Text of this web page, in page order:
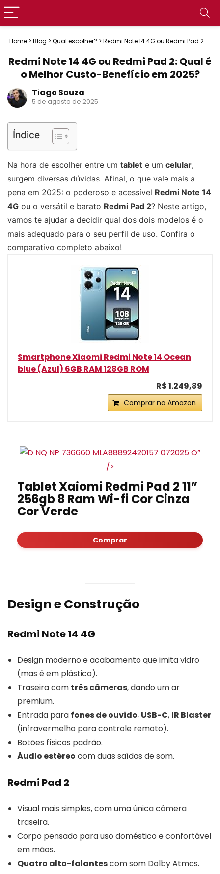
Home > Blog > Qual escolher? > Redmi Note 14 4G ou Redmi Pad 2:
Redmi Note 14 4G ou Redmi Pad 2: Qual é
o Melhor Custo-Benefício em 2025?
Tiago Souza
5 de agosto de 2025
Índice
Na hora de escolher entre um tablet e um celular,
surgem diversas dúvidas. Afinal, o que vale mais a
pena em 2025: o poderoso e acessível Redmi Note 14
4G ou o versátil e barato Redmi Pad 2? Neste artigo,
vamos te ajudar a decidir qual dos dois modelos é o
mais adequado para o seu perfil de uso. Confira o
comparativo completo abaixo!
Smartphone Xiaomi Redmi Note 14 Ocean
blue (Azul) 6GB RAM 128GB ROM
R$ 1.249,89
Comprar na Amazon
”
/>
Tablet Xaiomi Redmi Pad 2 11”
256gb 8 Ram Wi-fi Cor Cinza
Cor Verde
Comprar
Design e Construção
Redmi Note 14 4G
Design moderno e acabamento que imita vidro
(mas é em plástico).
Traseira com três câmeras, dando um ar
premium.
Entrada para fones de ouvido, USB-C, IR Blaster
(infravermelho para controle remoto).
Botões físicos padrão.
Áudio estéreo com duas saídas de som.
Redmi Pad 2
Visual mais simples, com uma única câmera
traseira.
Corpo pensado para uso doméstico e confortável
em mãos.
Quatro alto-falantescom som Dolby Atmos.